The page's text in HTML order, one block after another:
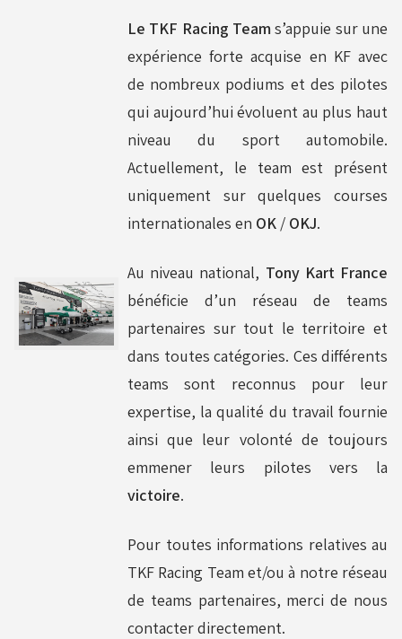
Le TKF Racing Teams’appuie sur une
expérience forte acquise en KF avec
de nombreux podiums et des pilotes
qui aujourd’hui évoluent au plus haut
niveau du sport automobile.
Actuellement, le team est présent
uniquement sur quelques courses
internationales en OK / OKJ.
Au niveau national, Tony Kart France
bénéficie d’un réseau de teams
partenaires sur tout le territoire et
dans toutes catégories. Ces différents
teams sont reconnus pour leur
expertise, la qualité du travail fournie
ainsi que leur volonté de toujours
emmener leurs pilotes vers la
victoire.
Pour toutes informations relatives au
TKF Racing Team et/ou à notre réseau
de teams partenaires, merci de nous
contacter directement.